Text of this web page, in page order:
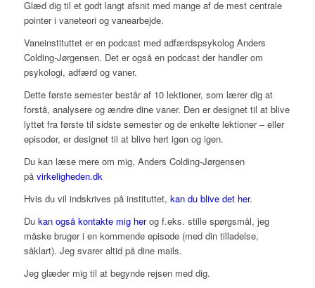
Glæd dig til et godt langt afsnit med mange af de mest centrale
pointer i vaneteori og vanearbejde.
Vaneinstituttet er en podcast med adfærdspsykolog Anders
Colding-Jørgensen. Det er også en podcast der handler om
psykologi, adfærd og vaner.
Dette første semester består af 10 lektioner, som lærer dig at
forstå, analysere og ændre dine vaner. Den er designet til at blive
lyttet fra første til sidste semester og de enkelte lektioner – eller
episoder, er designet til at blive hørt igen og igen.
Du kan læse mere om mig, Anders Colding-Jørgensen
på virkeligheden.dk
Hvis du vil indskrives på instituttet, kan du blive det her.
Du kan også kontakte mig herog f.eks. stille spørgsmål, jeg
måske bruger i en kommende episode (med din tilladelse,
såklart). Jeg svarer altid på dine mails.
Jeg glæder mig til at begynde rejsen med dig.